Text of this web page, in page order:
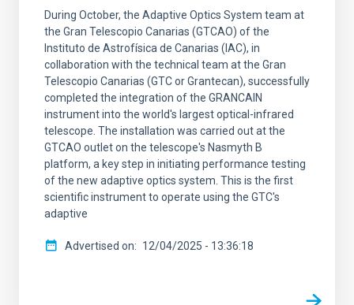
During October, the Adaptive Optics System team at
the Gran Telescopio Canarias (GTCAO) of the
Instituto de Astrofísica de Canarias (IAC), in
collaboration with the technical team at the Gran
Telescopio Canarias (GTC or Grantecan), successfully
completed the integration of the GRANCAIN
instrument into the world's largest optical-infrared
telescope. The installation was carried out at the
GTCAO outlet on the telescope's Nasmyth B
platform, a key step in initiating performance testing
of the new adaptive optics system. This is the first
scientific instrument to operate using the GTC's
adaptive
Advertised on 12/04/2025 - 13:36:18